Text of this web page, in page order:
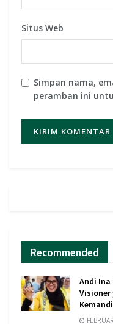
Situs Web
Simpan nama,
peramban ini
Recommended
Andi Ina
Visioner